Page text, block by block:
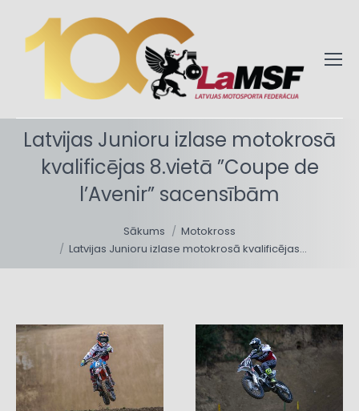
Latvijas Junioru izlase motokrosā
kvalificējas 8.vietā ”Coupe de
l’Avenir” sacensībām
Sākums
Motokross
Latvijas Junioru izlase motokrosā kvalificējas…